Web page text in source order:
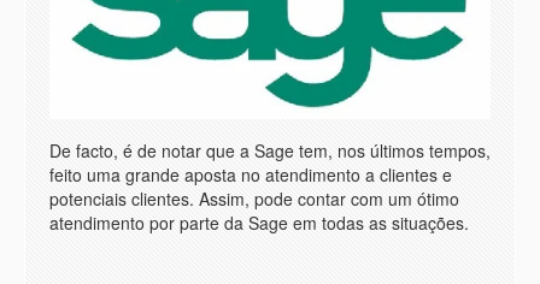
De facto, é de notar que a Sage tem, nos últimos tempos,
feito uma grande aposta no atendimento a clientes e
potenciais clientes. Assim, pode contar com um ótimo
atendimento por parte da Sage em todas as situações.